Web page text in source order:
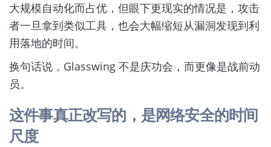
大规模自动化而占优，但眼下更现实的情况是，攻击
者一旦拿到类似工具，也会大幅缩短从漏洞发现到利
用落地的时间。
换句话说，Glasswing 不是庆功会，而更像是战前动
员。
这件事真正改写的，是网络安全的时间
尺度